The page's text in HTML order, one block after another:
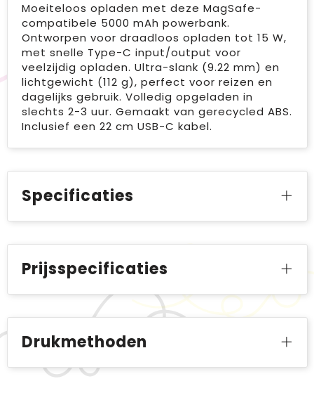
Moeiteloos opladen met deze MagSafe-
compatibele 5000 mAh powerbank.
Ontworpen voor draadloos opladen tot 15 W,
met snelle Type-C input/output voor
veelzijdig opladen. Ultra-slank (9.22 mm) en
lichtgewicht (112 g), perfect voor reizen en
dagelijks gebruik. Volledig opgeladen in
slechts 2-3 uur. Gemaakt van gerecycled ABS.
Inclusief een 22 cm USB-C kabel.
Specificaties
Prijsspecificaties
Drukmethoden